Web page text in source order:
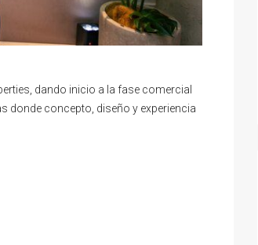
dando inicio a la fase comercial
donde concepto, diseño y experiencia